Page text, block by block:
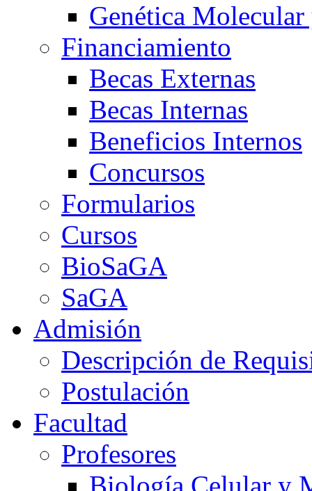
Genética
Financiamiento
Becas Externas
Becas Internas
Beneficios Internos
Concursos
Formularios
Cursos
BioSaGA
SaGA
Admisión
Descripción de
Postulación
Facultad
Profesores